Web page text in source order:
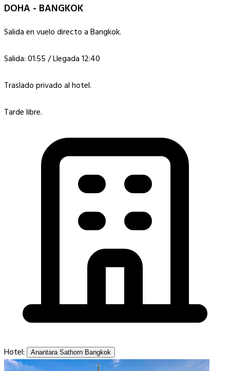
DOHA - BANGKOK
Salida en vuelo directo a Bangkok.
Salida: 01:55 / Llegada 12:40
Traslado privado al hotel.
Tarde libre.
Hotel: Anantara Sathorn Bangkok